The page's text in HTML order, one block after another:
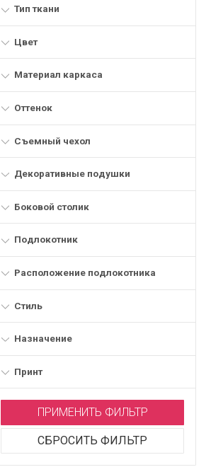
Тип ткани
Цвет
Материал каркаса
Оттенок
Съемный чехол
Декоративные подушки
Боковой столик
Подлокотник
Расположение подлокотника
Стиль
Назначение
Принт
ПРИМЕНИТЬ ФИЛЬТР
СБРОСИТЬ ФИЛЬТР